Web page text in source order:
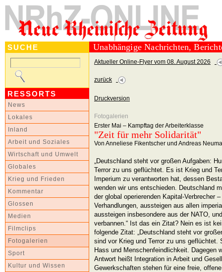
SUCHE
RESSORTS
News
Lokales
Inland
Arbeit und Soziales
Wirtschaft und Umwelt
Globales
Krieg und Frieden
Kommentar
Glossen
Medien
Filmclips
Fotogalerien
Sport
Kultur und Wissen
Unabhängige Nachrichten,
Aktueller Online-Flyer vom 08. August 2026
zurück
Druckversion
Fotogalerien
Erster Mai – Kampftag der Arbeiterklasse
"Zeit für mehr Solidarität"
Von Anneliese Fikentscher und Andreas
„Deutschland steht vor großen Aufgaben:
Terror zu uns geflüchtet. Es ist Krieg und
Imperium zu verantworten hat, dessen
wenden wir uns entschieden. Deutschland
der global operierenden Kapital-Verbrecher
Verhandlungen, aussteigen aus allen
aussteigen insbesondere aus der NATO,
verbannen.“ Ist das ein Zitat? Nein es ist
folgende Zitat: „Deutschland steht vor
sind vor Krieg und Terror zu uns
Hass und Menschenfeindlichkeit. Dagegen
Antwort heißt Integration in Arbeit und
Gewerkschaften stehen für eine freie,